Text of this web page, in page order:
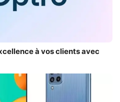
à vos clients avec